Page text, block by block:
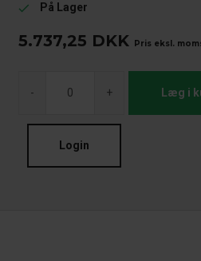
check På Lager
5.737,25 DKK Pris eksl.
- + Læg i
Login